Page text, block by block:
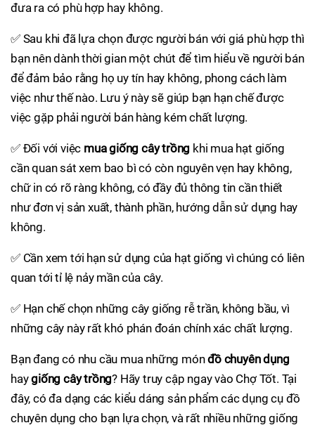
đưa ra có phù hợp hay không.
✅ Sau khi đã lựa chọn được người bán với giá phù hợp thì
bạn nên dành thời gian một chút để tìm hiểu về người bán
để đảm bảo rằng họ uy tín hay không, phong cách làm
việc như thế nào. Lưu ý này sẽ giúp bạn hạn chế được
việc gặp phải người bán hàng kém chất lượng.
✅ Đối với việc mua giống cây trồng khi mua hạt giống
cần quan sát xem bao bì có còn nguyên vẹn hay không,
chữ in có rõ ràng không, có đầy đủ thông tin cần thiết
như đơn vị sản xuất, thành phần, hướng dẫn sử dụng hay
không.
✅ Cần xem tới hạn sử dụng của hạt giống vì chúng có liên
quan tới tỉ lệ nảy mần của cây.
✅ Hạn chế chọn những cây giống rễ trần, không bầu, vì
những cây này rất khó phán đoán chính xác chất lượng.
Bạn đang có nhu cầu mua những mónđồ chuyên dụng
haygiống cây trồng? Hãy truy cập ngay vào Chợ Tốt. Tại
đây, có đa dạng các kiểu dáng sản phẩm các dụng cụ đồ
chuyên dụng cho bạn lựa chọn, và rất nhiều những giống